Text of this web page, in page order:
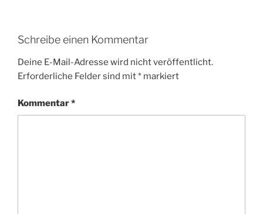
Schreibe einen Kommentar
Deine E-Mail-Adresse wird nicht veröffentlicht.
Erforderliche Felder sind mit* markiert
Kommentar*